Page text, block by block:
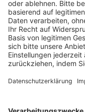
Ein Fachbereich der
dfv Mediengruppe
Mainzer Landstr. 251
60326 Frankfurt
E-Mail:info@ruw.de
Web:https://
AGB